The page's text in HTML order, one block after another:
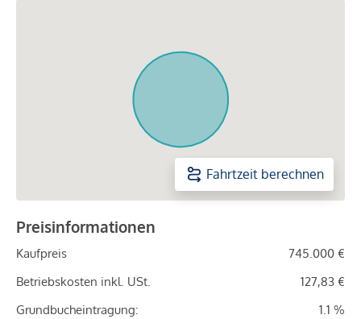
Fahrtzeit berechnen
Preisinformationen
Kaufpreis
745.000 €
Betriebskosten inkl. USt.
127,83 €
Grundbucheintragung:
1.1 %